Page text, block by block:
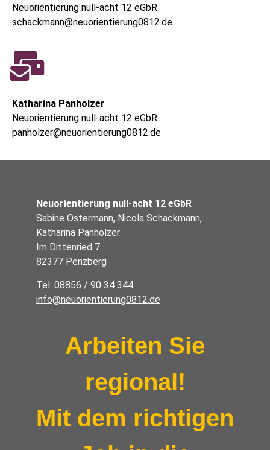
Neuorientierung null-acht 12 eGbR
schackmann@neuorientierung0812.de
Katharina Panholzer
Neuorientierung null-acht 12 eGbR
panholzer@neuorientierung0812.de
Neuorientierung null-acht 12 eGbR
Sabine Ostermann, Nicola Schackmann,
Katharina Panholzer
Im Dittenried 7
82377 Penzberg
Tel: 08856 / 90 34 344
info@neuorientierung0812.de
Arbeiten Sie
regional!
Mit dem richtigen